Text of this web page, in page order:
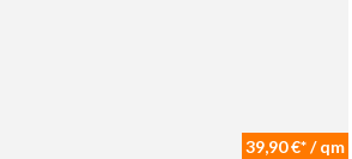
39,90 €* / qm